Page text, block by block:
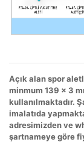
Açık alan spor
minmum 139 x 3
kullanılmaktadır.
imalatıda
adresimizden ve
şartnameye göre